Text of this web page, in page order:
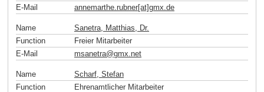
E-Mail
annemarthe.rubner[at]gmx.de
Name
Sanetra, Matthias, Dr.
Function
Freier Mitarbeiter
E-Mail
msanetra@gmx.net
Name
Scharf, Stefan
Function
Ehrenamtlicher Mitarbeiter